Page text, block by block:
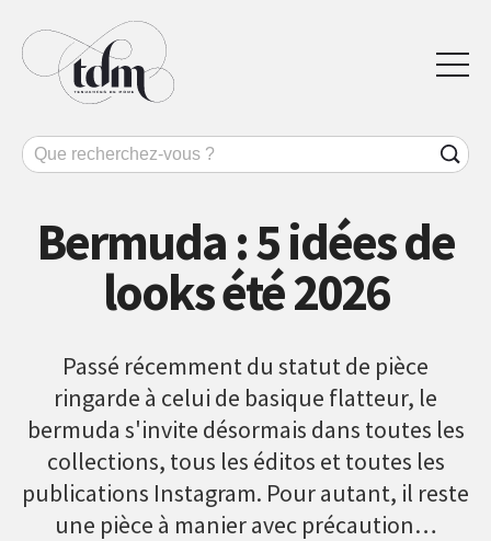
Bermuda : 5 idées de
looks été 2026
Passé récemment du statut de pièce
ringarde à celui de basique flatteur, le
bermuda s'invite désormais dans toutes les
collections, tous les éditos et toutes les
publications Instagram. Pour autant, il reste
une pièce à manier avec précaution…